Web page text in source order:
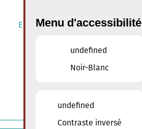
ENSEIGNEMENT MUSICAL
Lieux
Tous
Menu d'accessibilité
undefined
Noir-Blanc
undefined
Contraste inversé